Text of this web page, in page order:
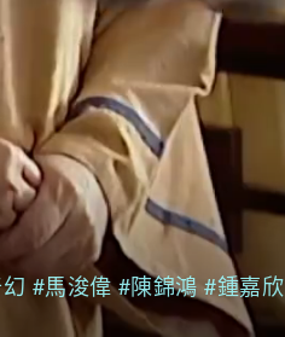
#馬浚偉 #陳錦鴻 #鍾嘉欣